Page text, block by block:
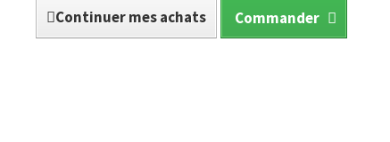
Continuer mes achats Commander